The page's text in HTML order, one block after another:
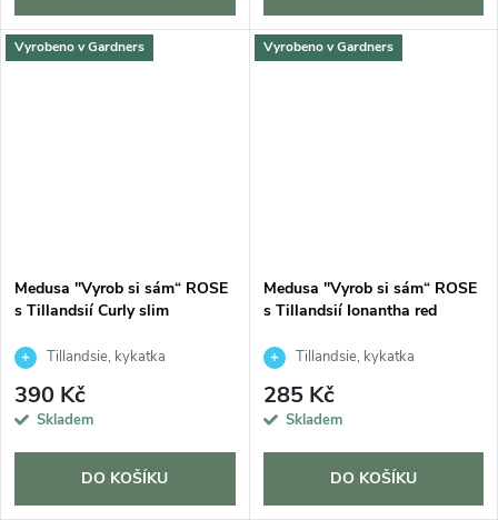
Vyrobeno v Gardners
Medusa "Vyrob si sám“ ROSE
s Tillandsií Curly slim
Tillandsie, kykatka
390 Kč
Skladem
DO KOŠÍKU
Vyrobeno v Gardners
Medusa "Vyrob si sám“ ROSE
s Tillandsií Ionantha red
Tillandsie, kykatka
285 Kč
Skladem
DO KOŠÍKU